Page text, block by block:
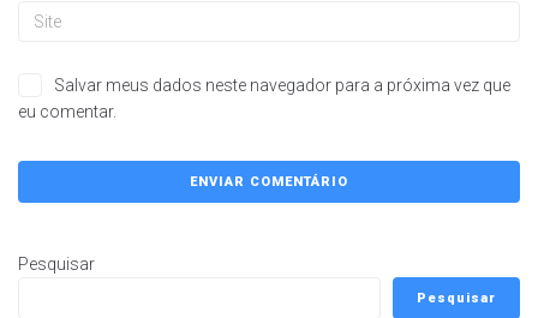
Salvar meus dados neste navegador para a próxima vez que
eu comentar.
Pesquisar
Pesquisar